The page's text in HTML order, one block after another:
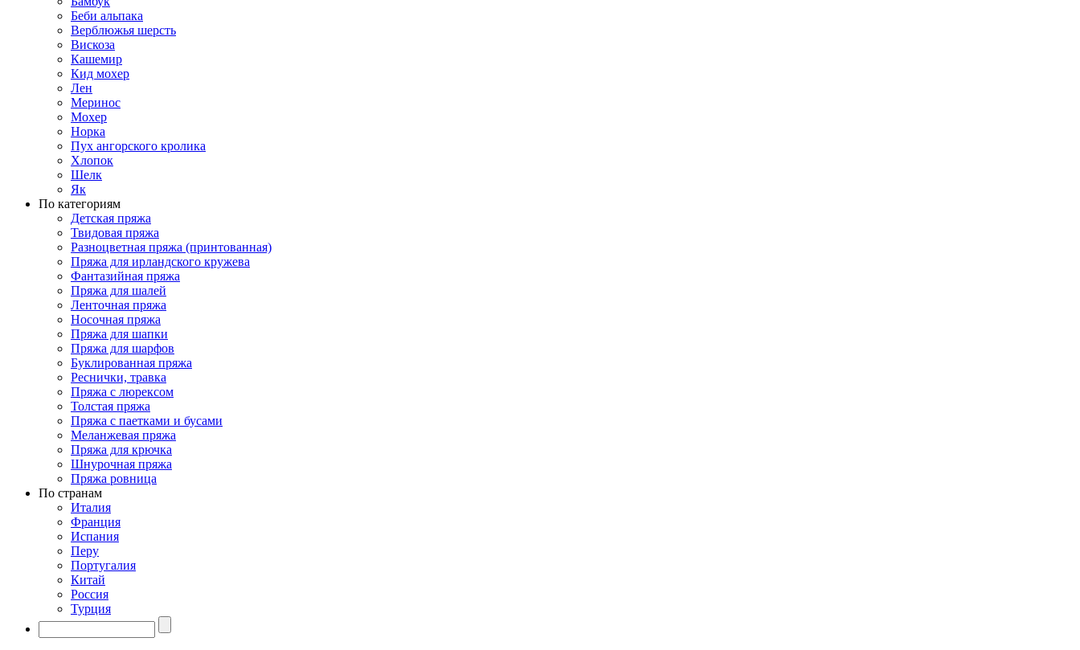
Беби альпака
Верблюжья шерсть
Вискоза
Кашемир
Кид мохер
Лен
Меринос
Мохер
Норка
Пух ангорского кролика
Хлопок
Шелк
Як
По категориям
Детская пряжа
Твидовая пряжа
Разноцветная пряжа (принтованная)
Пряжа для ирландского кружева
Фантазийная пряжа
Пряжа для шалей
Ленточная пряжа
Носочная пряжа
Пряжа для шапки
Пряжа для шарфов
Буклированная пряжа
Реснички, травка
Пряжа с люрексом
Толстая пряжа
Пряжа с паетками и бусами
Меланжевая пряжа
Пряжа для крючка
Шнурочная пряжа
Пряжа ровница
По странам
Италия
Франция
Испания
Перу
Португалия
Китай
Россия
Турция